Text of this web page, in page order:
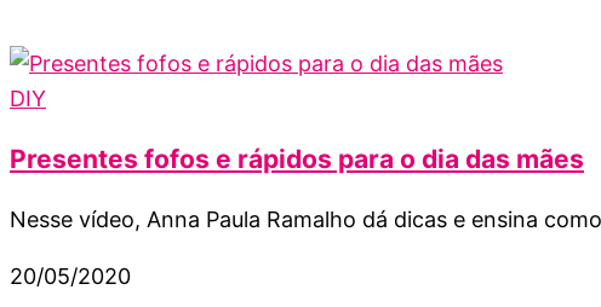
DIY
Presentes fofos e rápidos para o dia das mães
Nesse vídeo, Anna Paula Ramalho dá dicas e ensina
20/05/2020